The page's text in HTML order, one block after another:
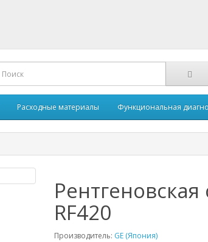
Расходные материалы Функциональная
RF420
Производитель: GE (Япония)